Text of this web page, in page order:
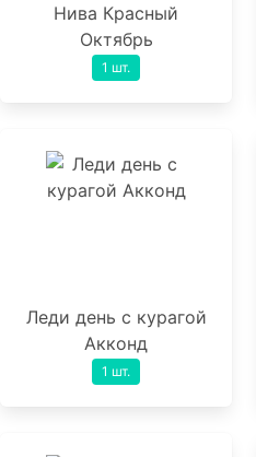
Нива Красный
Октябрь
1 шт.
Леди день с курагой
Акконд
1 шт.